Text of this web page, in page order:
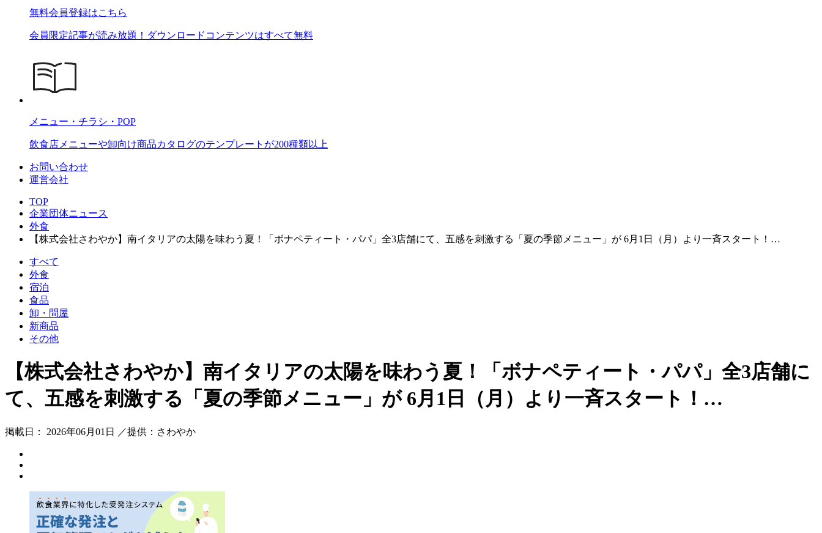
無料会員登録はこちら
会員限定記事が読み放題！ダウンロードコンテンツはすべて無料
メニュー・チラシ・POP
飲食店メニューや卸向け商品カタログのテンプレートが200種類以上
お問い合わせ
運営会社
TOP
企業団体ニュース
外食
【株式会社さわやか】南イタリアの太陽を味わう夏！「ボナペティート・パパ」全3店舗にて、五感を刺激する「夏の季節メニュー」が 6月1日（月）より一斉スタート！…
すべて
外食
宿泊
食品
卸・問屋
新商品
その他
【株式会社さわやか】南イタリアの太陽を味わう夏！「ボナペティート・パパ」全3店舗に
て、五感を刺激する「夏の季節メニュー」が 6月1日（月）より一斉スタート！…
掲載日： 2026年06月01日 ／提供：さわやか